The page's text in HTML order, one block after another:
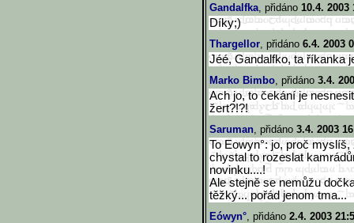
Gandalfka, přidáno 10.4. 2003
Díky;)
Thargellor, přidáno 6.4. 2003
Jéé, Gandalfko, ta říkanka
Marko Bimbo, přidáno 3.4.
Ach jo, to čekání je
žert?!?!
Saruman, přidáno 3.4. 2003
To Eowyn°: jo, proč
chystal to rozeslat
novinku....!
Ale stejně se nemůžu
těžký... pořád jenom tma...
Eówyn°, přidáno 2.4. 2003